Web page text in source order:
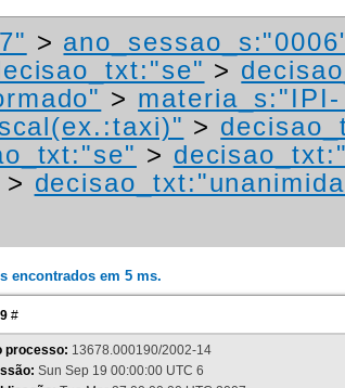
>
>
>
>
>
>
encontrados em 5 ms.
#
processo: 13678.000190/2002-14
Sun Sep 19 00:00:00 UTC 6